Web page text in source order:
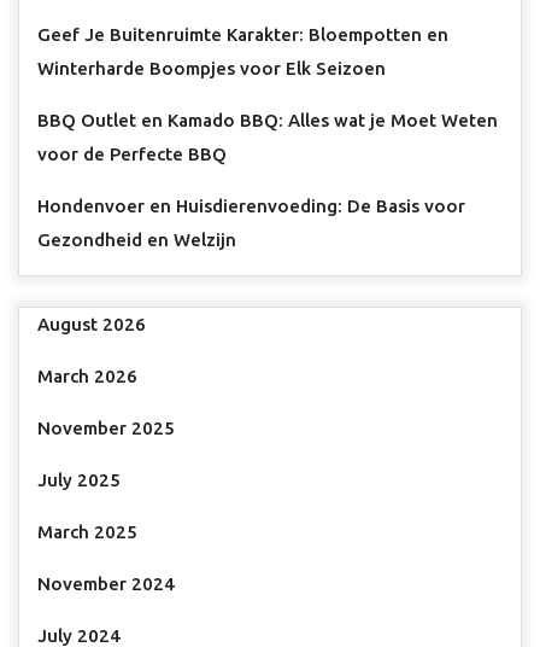
Geef Je Buitenruimte Karakter: Bloempotten en
Winterharde Boompjes voor Elk Seizoen
BBQ Outlet en Kamado BBQ: Alles wat je Moet Weten
voor de Perfecte BBQ
Hondenvoer en Huisdierenvoeding: De Basis voor
Gezondheid en Welzijn
August 2026
March 2026
November 2025
July 2025
March 2025
November 2024
July 2024